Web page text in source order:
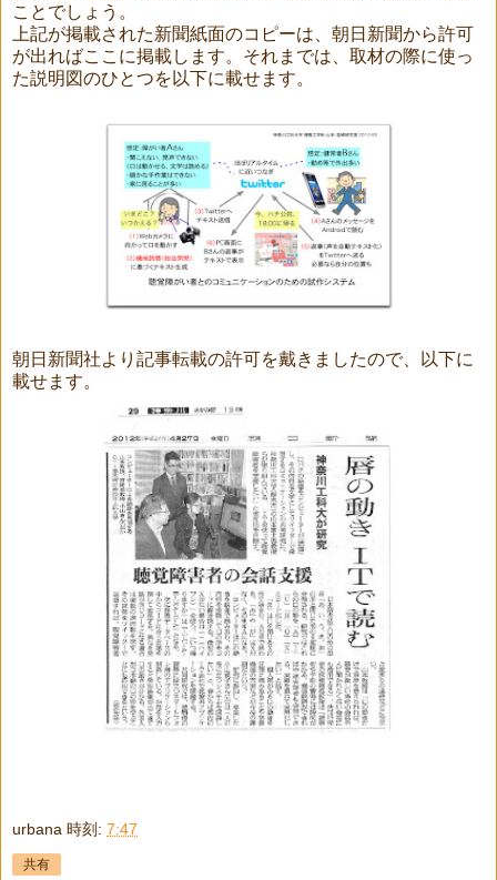
ことでしょう。
上記が掲載された新聞紙面のコピーは、朝日新聞から許可
が出ればここに掲載します。それまでは、取材の際に使っ
た説明図のひとつを以下に載せます。
朝日新聞社より記事転載の許可を戴きましたので、以下に
載せます。
urbana 時刻: 7:47
共有